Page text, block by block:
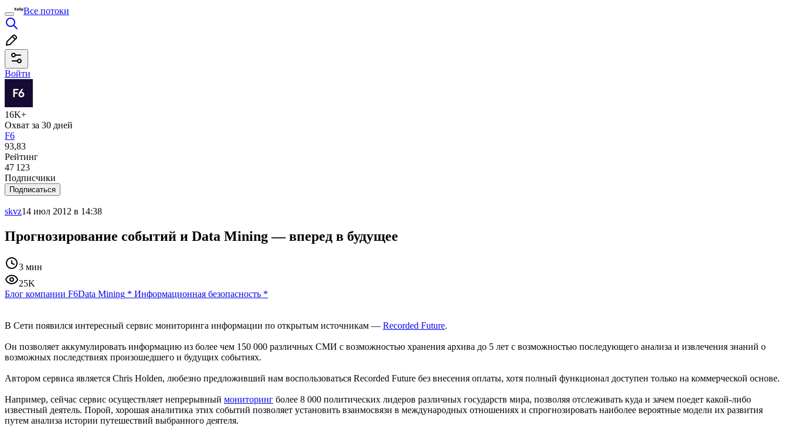
Все потоки
Войти
16K+
Охват за 30 дней
F6
93,83
Рейтинг
47 123
Подписчики
Подписаться
skvz14 июл 2012 в 14:38
Прогнозирование событий и Data Mining — вперед в будущее
3 мин
25K
Блог компании F6Data Mining * Информационная безопасность *
В Сети появился интересный сервис мониторинга информации по открытым источникам — Recorded Future.
Он позволяет аккумулировать информацию из более чем 150 000 различных СМИ с возможностью хранения архива до 5 лет с возможностью последующего анализа и извлечения знаний о
возможных последствиях произошедшего и будущих событиях.
Автором сервиса является Chris Holden, любезно предложивший нам воспользоваться Recorded Future без внесения оплаты, хотя полный функционал доступен только на коммерческой основе.
Например, сейчас сервис осуществляет непрерывный мониторинг более 8 000 политических лидеров различных государств мира, позволяя отслеживать куда и зачем поедет какой-либо
известный деятель. Порой, хорошая аналитика этих событий позволяет установить взаимосвязи в международных отношениях и спрогнозировать наиболее вероятные модели их развития
путем анализа истории путешествий выбранного деятеля.